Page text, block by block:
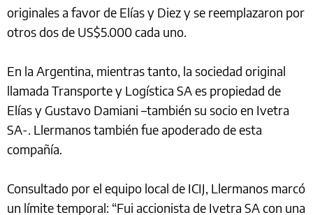
originales a favor de Elías y Diez y se reemplazaron por
otros dos de US$5.000 cada uno.
En la Argentina, mientras tanto, la sociedad original
llamada Transporte y Logística SA es propiedad de
Elías y Gustavo Damiani –también su socio en Ivetra
SA-. Llermanos también fue apoderado de esta
compañía.
Consultado por el equipo local de ICIJ, Llermanos marcó
un límite temporal: “Fui accionista de Ivetra SA con una